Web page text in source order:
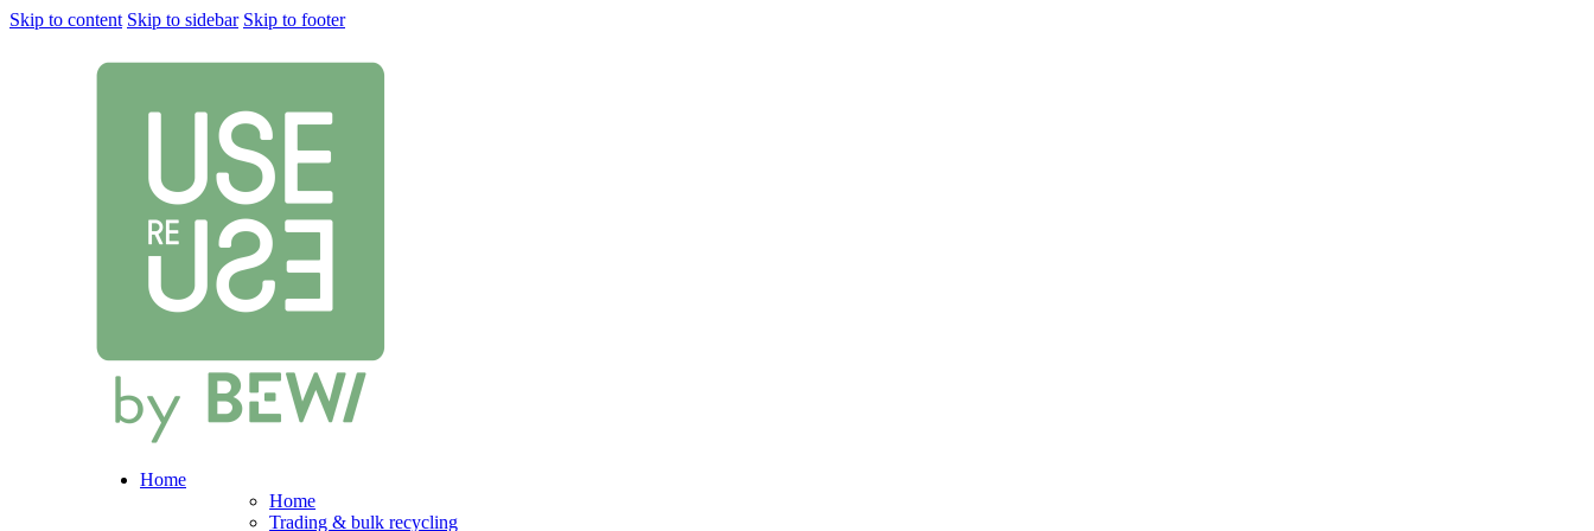
Skip to content Skip to sidebar Skip to footer
Home
Home
Trading & bulk recycling